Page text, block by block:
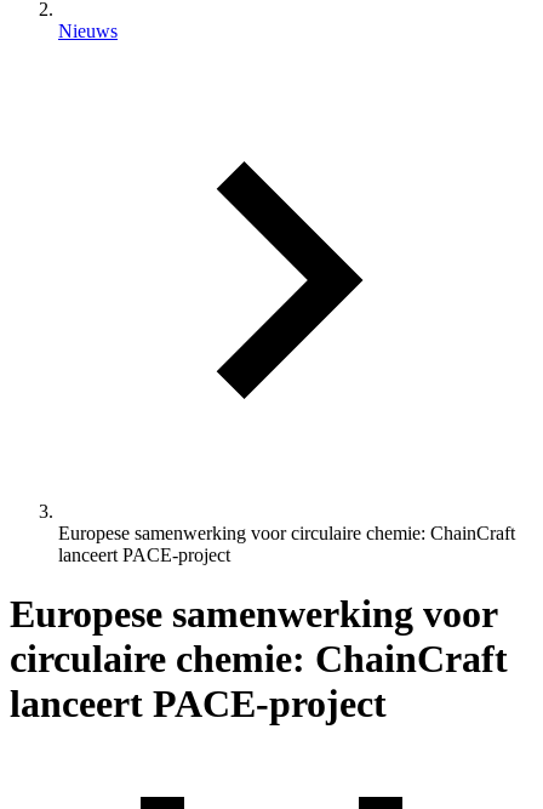
Nieuws
Europese samenwerking voor circulaire chemie: ChainCraft
lanceert PACE-project
Europese samenwerking voor
circulaire chemie: ChainCraft
lanceert PACE-project